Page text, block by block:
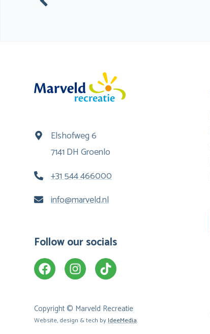
Elshofweg 6
7141 DH Groenlo
+31 544 466000
info@marveld.nl
Follow our socials
Copyright © Marveld Recreatie
Website, design & tech byIdeeMedia.